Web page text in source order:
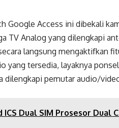
Google Access ini dibekali
TV Analog yang dilengkapi
langsung mengaktifkan
yang tersedia, layaknya
dilengkapi pemutar audio/
ICS Dual SIM Prosesor Dual